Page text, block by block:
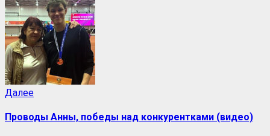
Далее
Проводы Анны, победы над конкурентками (видео)